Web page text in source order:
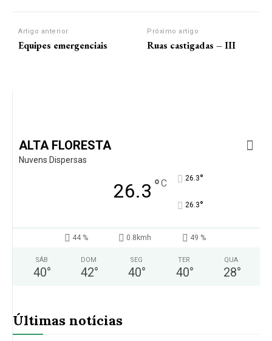
Artigo anterior
Equipes emergenciais
Próximo artigo
Ruas castigadas – III
ALTA FLORESTA
Nuvens Dispersas
26.3 °C 26.3°
26.3°
44 % 0.8kmh 49 %
SÁB
40°
DOM
42°
SEG
40°
TER
40°
QUA
28°
Últimas notícias